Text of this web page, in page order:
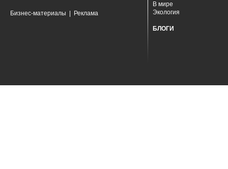
Бизнес-материалы Реклама
В мире
Экология
БЛОГИ